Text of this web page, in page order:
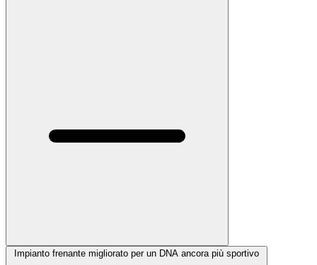
Impianto frenante migliorato per un DNA ancora più sportivo